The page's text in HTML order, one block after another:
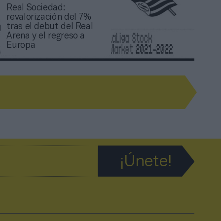
Real Sociedad:
revalorización del 7%
tras el debut del Real
Arena y el regreso a
Europa